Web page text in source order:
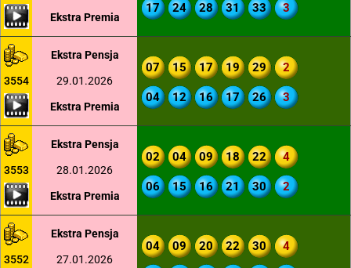
Ekstra Premia
17 24 28 31 33 3
3554
Ekstra Pensja
29.01.2026
Ekstra Premia
07 15 17 19 29 2
04 12 16 17 26 3
3553
Ekstra Pensja
28.01.2026
Ekstra Premia
02 04 09 18 22 4
06 15 16 21 30 2
3552
Ekstra Pensja
27.01.2026
04 09 20 22 30 4